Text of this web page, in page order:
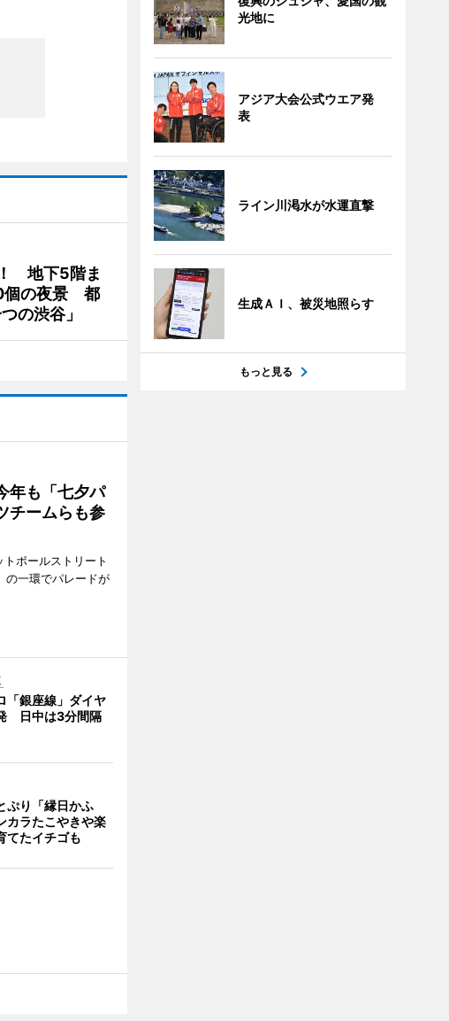
地下5階ま
個の夜景 都
の渋谷」
年も「七夕パ
チームらも参
ボールストリート
の一環でパレードが
「銀座線」ダイヤ
日中は3分間隔
ぷり「縁日かふ
ラたこやきや楽
てたイチゴも
光地に
アジア大会公式ウエア発
表
ライン川渇水が水運直撃
生成ＡＩ、被災地照らす
もっと見る